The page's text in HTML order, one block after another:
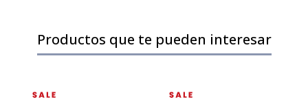
Productos que te pueden interesar